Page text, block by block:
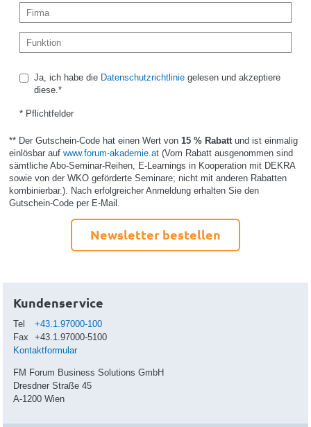
Ja, ich habe die Datenschutzrichtliniegelesen und akzeptiere
diese.*
* Pflichtfelder
** Der Gutschein-Code hat einen Wert von 15 % Rabatt und ist einmalig
einlösbar auf www.forum-akademie.at(Vom Rabatt ausgenommen sind
sämtliche Abo-Seminar-Reihen, E-Learnings in Kooperation mit DEKRA
sowie von der WKO geförderte Seminare; nicht mit anderen Rabatten
kombinierbar.). Nach erfolgreicher Anmeldung erhalten Sie den
Gutschein-Code per E-Mail.
Newsletter bestellen
Kundenservice
Tel
+43.1.97000-100
Fax
+43.1.97000-5100
Kontaktformular
FM Forum Business Solutions GmbH
Dresdner Straße 45
A-1200 Wien